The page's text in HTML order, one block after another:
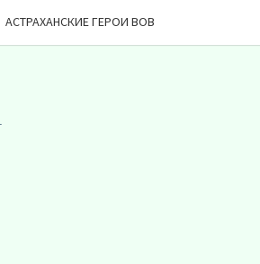
АСТРАХАНСКИЕ ГЕРОИ ВОВ